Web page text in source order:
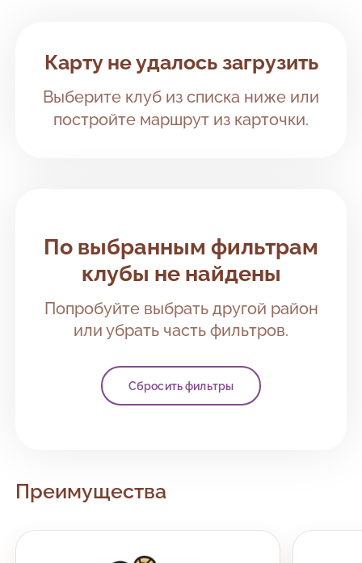
Заволжский район
Кировский район
По выбранным фильтрам
клубы не найдены
Попробуйте выбрать другой район
или убрать часть фильтров.
Сбросить фильтры
Карту не удалось загрузить
Выберите клуб из списка ниже или
постройте маршрут из карточки.
Преимущества